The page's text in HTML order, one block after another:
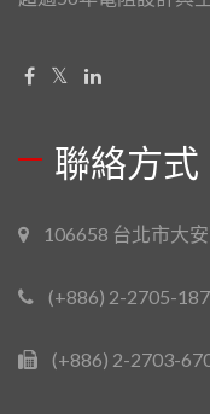
聯絡方式
106658 台北市大
(+886) 2-2705-
(+886) 2-2703-